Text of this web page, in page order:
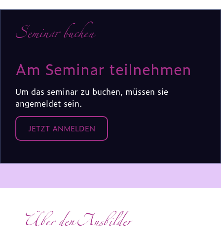
Seminar buchen
Am Seminar teilnehmen
Um das seminar zu buchen, müssen sie
angemeldet sein.
JETZT ANMELDEN
Über den Ausbilder